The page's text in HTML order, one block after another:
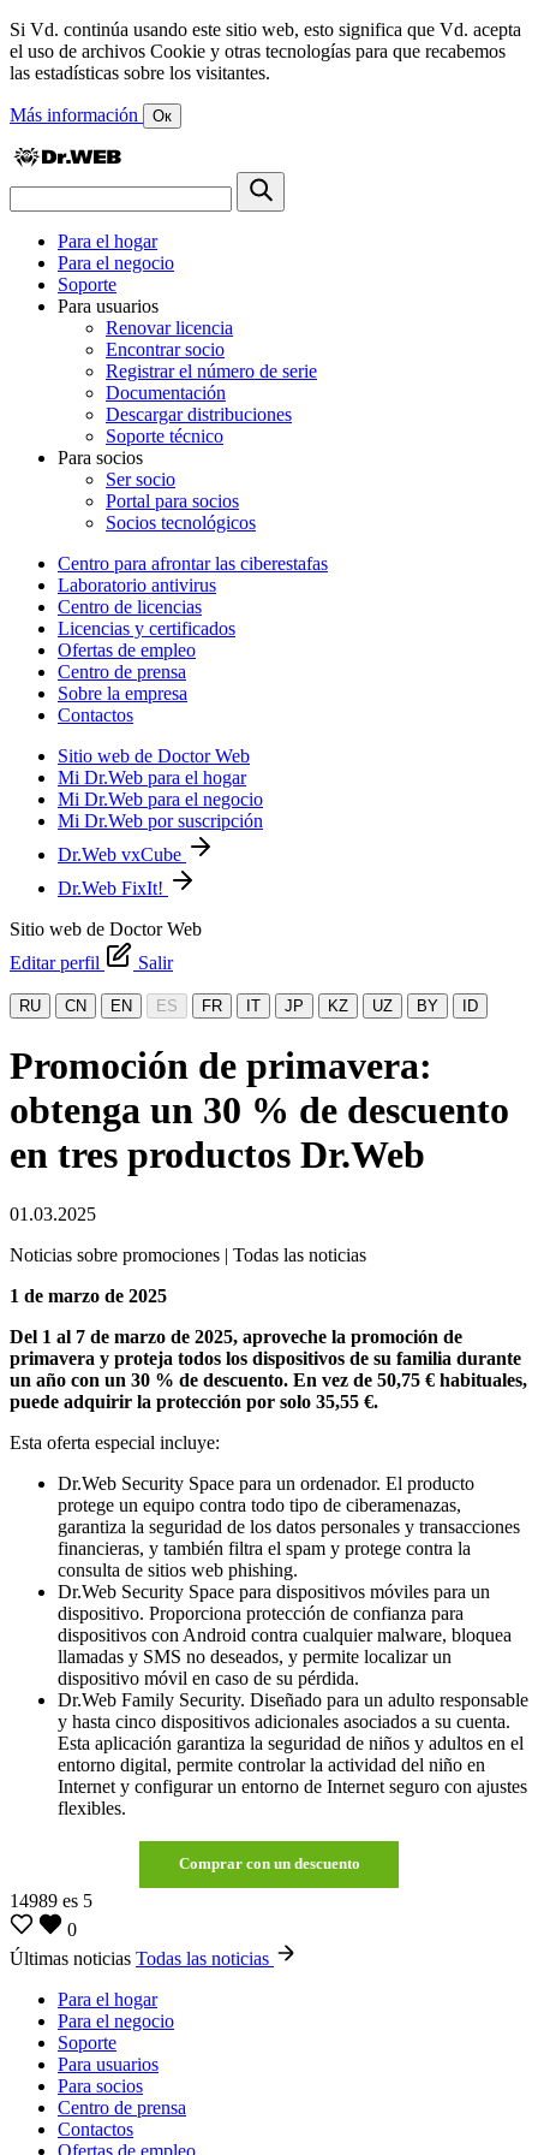
Si Vd. continúa usando este sitio web, esto significa que Vd. acepta
el uso de archivos Cookie y otras tecnologías para que recabemos
las estadísticas sobre los visitantes.
Más información Ок
Para el hogar
Para el negocio
Soporte
Para usuarios
Renovar licencia
Encontrar socio
Registrar el número de serie
Documentación
Descargar distribuciones
Soporte técnico
Para socios
Ser socio
Portal para socios
Socios tecnológicos
Centro para afrontar las ciberestafas
Laboratorio antivirus
Centro de licencias
Licencias y certificados
Ofertas de empleo
Centro de prensa
Sobre la empresa
Contactos
Sitio web de Doctor Web
Mi Dr.Web para el hogar
Mi Dr.Web para el negocio
Mi Dr.Web por suscripción
Dr.Web vxCube
Dr.Web FixIt!
Sitio web de Doctor Web
Editar perfil
Salir
RU CN EN ES FR IT JP KZ UZ BY ID
Promoción de primavera:
obtenga un 30 % de descuento
en tres productos Dr.Web
01.03.2025
Noticias sobre promociones | Todas las noticias
1 de marzo de 2025
Del 1 al 7 de marzo de 2025, aproveche la promoción de
primavera y proteja todos los dispositivos de su familia durante
un año con un 30 % de descuento. En vez de 50,75 € habituales,
puede adquirir la protección por solo 35,55 €.
Esta oferta especial incluye:
Dr.Web Security Space para un ordenador. El producto
protege un equipo contra todo tipo de ciberamenazas,
garantiza la seguridad de los datos personales y transacciones
financieras, y también filtra el spam y protege contra la
consulta de sitios web phishing.
Dr.Web Security Space para dispositivos móviles para un
dispositivo. Proporciona protección de confianza para
dispositivos con Android contra cualquier malware, bloquea
llamadas y SMS no deseados, y permite localizar un
dispositivo móvil en caso de su pérdida.
Dr.Web Family Security. Diseñado para un adulto responsable
y hasta cinco dispositivos adicionales asociados a su cuenta.
Esta aplicación garantiza la seguridad de niños y adultos en el
entorno digital, permite controlar la actividad del niño en
Internet y configurar un entorno de Internet seguro con ajustes
flexibles.
Comprar con un descuento
14989 es 5
0
Últimas noticias Todas las noticias
Para el hogar
Para el negocio
Soporte
Para usuarios
Para socios
Centro de prensa
Contactos
Ofertas de empleo